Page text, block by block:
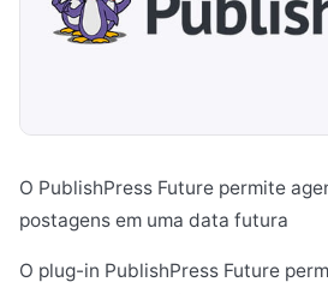
O PublishPress Future permite
postagens em uma data futura
O plug-in PublishPress Future